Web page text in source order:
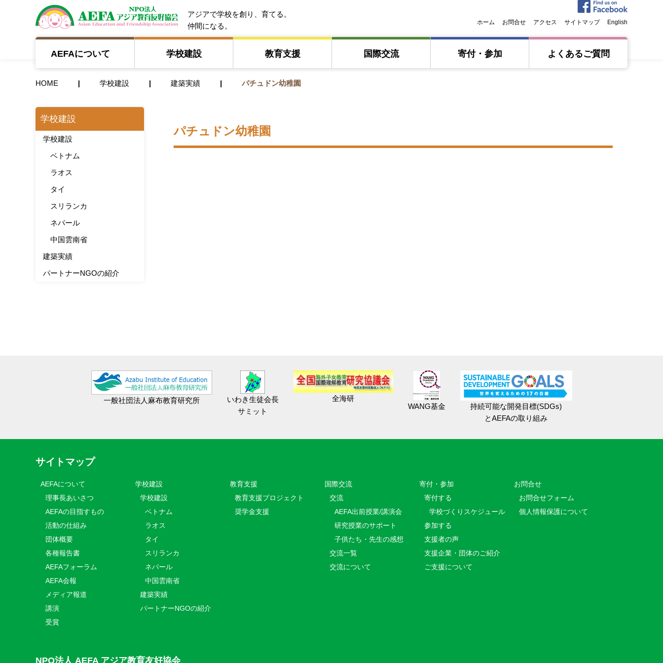
NPO法人 AEFA アジア教育友好協会
アジアで学校を創り、育てる。
仲間になる。
ホーム お問合せ アクセス サイトマップ English
AEFAについて 学校建設 教育⽀援 国際交流 寄付・参加 よくあるご質問
HOME 学校建設 建築実績 パチュドン幼稚園
パチュドン幼稚園
学校建設
学校建設
ベトナム
ラオス
タイ
スリランカ
ネパール
中国雲南省
建築実績
パートナーNGOの紹介
一般社団法人麻布教育研究所
いわき生徒会長
サミット
全海研
WANG基金
持続可能な開発目標(SDGs)
とAEFAの取り組み
サイトマップ
AEFAについて
理事長あいさつ
AEFAの目指すもの
活動の仕組み
団体概要
各種報告書
AEFAフォーラム
AEFA会報
メディア報道
講演
受賞
学校建設
学校建設
ベトナム
ラオス
タイ
スリランカ
ネパール
中国雲南省
建築実績
パートナーNGOの紹介
教育⽀援
教育⽀援プロジェクト
奨学金支援
国際交流
交流
AEFA出前授業/講演会
研究授業のサポート
子供たち・先生の感想
交流一覧
交流について
寄付・参加
寄付する
学校づくりスケジュール
参加する
支援者の声
支援企業・団体のご紹介
ご支援について
お問合せ
お問合せフォーム
個人情報保護について
NPO法人 AEFA アジア教育友好協会